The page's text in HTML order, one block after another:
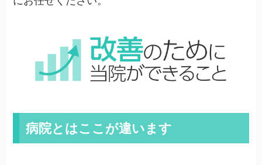
病院とはここが違います